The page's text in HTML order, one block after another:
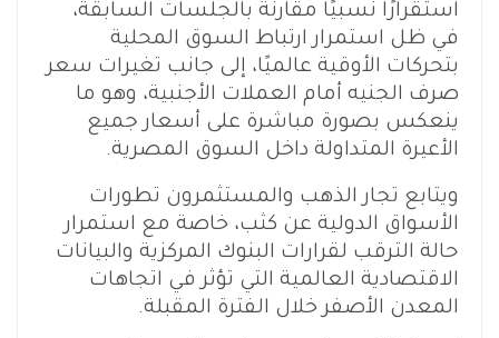
استقرارًا نسبيًا مقارنة بالجلسات السابقة،
في ظل استمرار ارتباط السوق المحلية
بتحركات الأوقية عالميًا، إلى جانب تغيرات سعر
صرف الجنيه أمام العملات الأجنبية، وهو ما
ينعكس بصورة مباشرة على أسعار جميع
الأعيرة المتداولة داخل السوق المصرية.
ويتابع تجار الذهب والمستثمرون تطورات
الأسواق الدولية عن كثب، خاصة مع استمرار
حالة الترقب لقرارات البنوك المركزية والبيانات
الاقتصادية العالمية التي تؤثر في اتجاهات
المعدن الأصفر خلال الفترة المقبلة.